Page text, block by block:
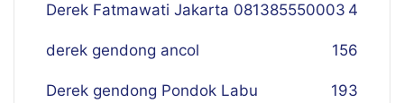
Derek Fatmawati Jakarta 081385550003 4
derek gendong ancol 156
Derek gendong Pondok Labu 193